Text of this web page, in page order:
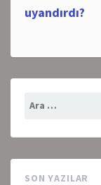
uyandırdı?
Arama:
SON YAZILAR